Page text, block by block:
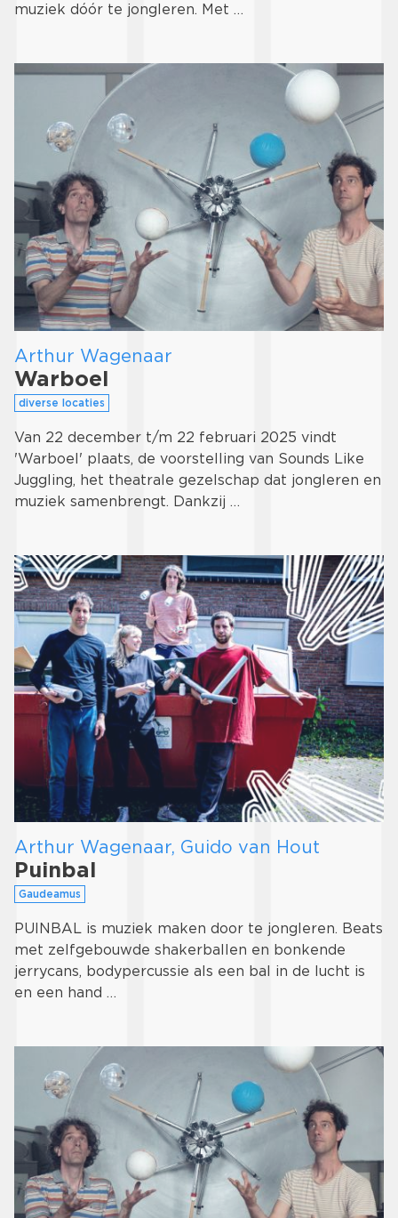
muziek dóór te jongleren. Met …
Arthur Wagenaar
Warboel
diverse locaties
Van 22 december t/m 22 februari 2025 vindt
'Warboel' plaats, de voorstelling van Sounds Like
Juggling, het theatrale gezelschap dat jongleren en
muziek samenbrengt. Dankzij …
Arthur Wagenaar, Guido van Hout
Puinbal
Gaudeamus
PUINBAL is muziek maken door te jongleren. Beats
met zelfgebouwde shakerballen en bonkende
jerrycans, bodypercussie als een bal in de lucht is
en een hand …